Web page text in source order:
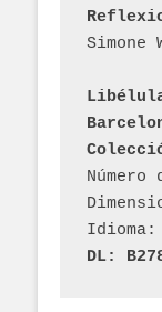
Simone
DL: